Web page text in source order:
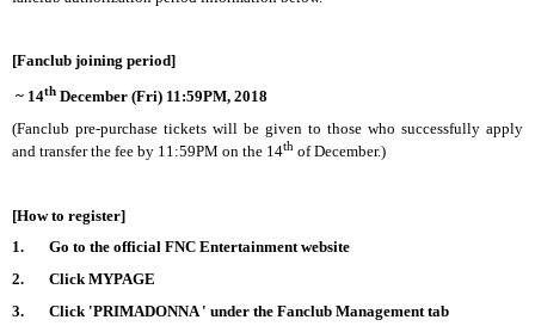
[Fanclub joining period]
~ 14th December (Fri) 11:59PM, 2018
(Fanclub pre-purchase tickets will be given to those who successfully apply
and transfer the fee by 11:59PM on the 14th of December.)
[How to register]
1. Go to the official FNC Entertainment website
2. Click MYPAGE
3. Click 'PRIMADONNA' under the Fanclub Management tab